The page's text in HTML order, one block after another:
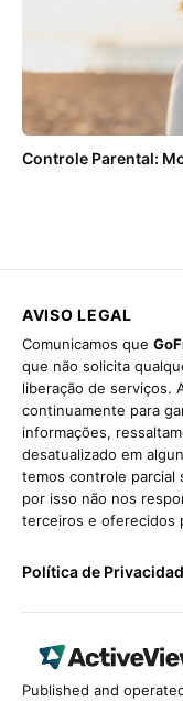
Controle Parental:
AVISO LEGAL
Comunicamos que
que não solicita
liberação de serviços.
continuamente para
informações,
desatualizado em
temos controle parcial
por isso não nos
terceiros e oferecidos
Política de
Published and